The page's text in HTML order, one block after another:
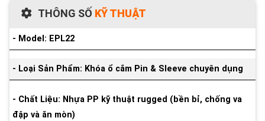
THÔNG SỐ KỸ THUẬT
- Model: EPL22
- Loại Sản Phẩm: Khóa ổ cắm Pin & Sleeve chuyên dụng
- Chất Liệu: Nhựa PP kỹ thuật rugged (bền bỉ, chống va
đập và ăn mòn)